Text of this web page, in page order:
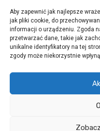
Aby zapewnić jak najlepsze
jak pliki cookie, do
informacji o urządzeniu. Zgoda
przetwarzać dane, takie jak
unikalne identyfikatory na tej
zgody może niekorzystnie
Wydział
Wydział ds.
Ośrodek
Ośrodek